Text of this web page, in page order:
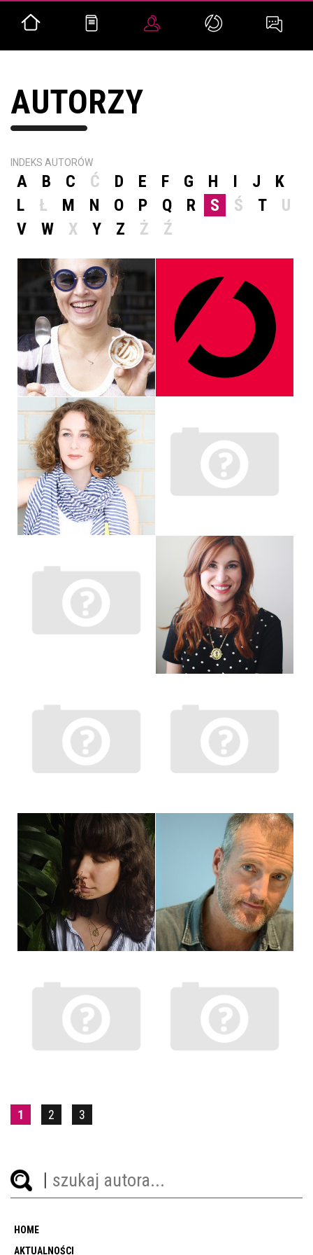
AUTORZY
INDEKS AUTORÓW
A B C Ć D E F G H I J
K
L
Ł M N O P Q R S Ś T
U
V
W X Y Z Ż Ź
1 2 3
HOME
AKTUALNOŚCI